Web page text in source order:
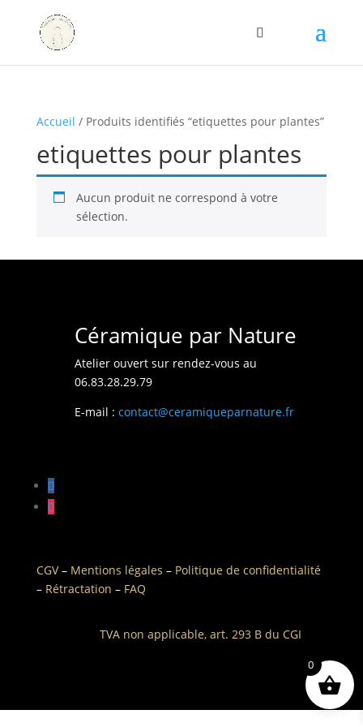
Accueil / Produits identifiés “etiquettes pour plantes”
etiquettes pour plantes
Aucun produit ne correspond à votre
sélection.
Céramique par Nature
Atelier ouvert sur rendez-vous au
06.83.28.29.79
E-mail : contact@ceramiqueparnature.fr
CGV– Mentions légales – Politique de confidentialité
– Rétractation – FAQ
TVA non applicable, art. 293 B du CGI
0